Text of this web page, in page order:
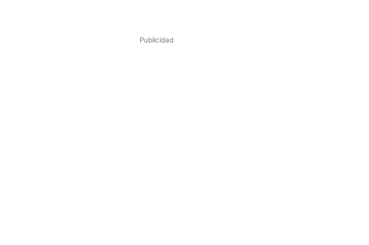
Publicidad